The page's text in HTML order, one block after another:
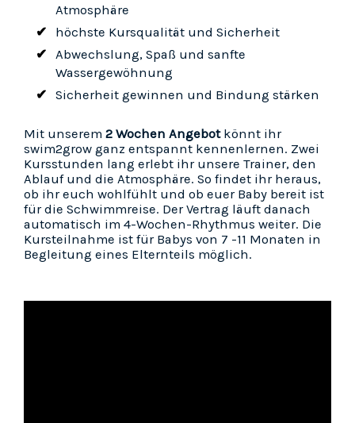
Atmosphäre
höchste Kursqualität und Sicherheit
Abwechslung, Spaß und sanfte
Wassergewöhnung
Sicherheit gewinnen und Bindung stärken
Mit unserem 2 Wochen Angebotkönnt ihr
swim2grow ganz entspannt kennenlernen. Zwei
Kursstunden lang erlebt ihr unsere Trainer, den
Ablauf und die Atmosphäre. So findet ihr heraus,
ob ihr euch wohlfühlt und ob euer Baby bereit ist
für die Schwimmreise. Der Vertrag läuft danach
automatisch im 4-Wochen-Rhythmus weiter. Die
Kursteilnahme ist für Babys von 7 -11 Monaten in
Begleitung eines Elternteils möglich.